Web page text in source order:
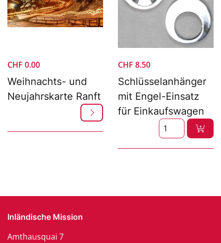
CHF 0.00
Weihnachts- und
Neujahrskarte Ranft
CHF 8.50
Schlüsselanhänger
mit Engel-Einsatz
für Einkaufswagen
Inländische Mission
Amthausquai 7